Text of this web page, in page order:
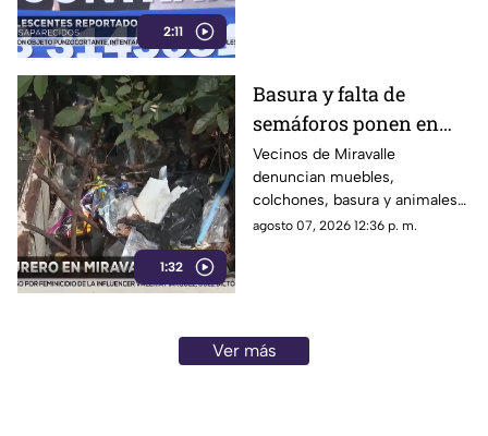
2:11
1:32
Basura y falta de
semáforos ponen en
riesgo a vecinos de
Miravalle
Vecinos de Miravalle
denuncian muebles,
colchones, basura y animales
muertos, además de la falta de
agosto 07, 2026 12:36 p. m.
Ver más